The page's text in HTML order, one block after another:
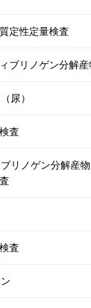
定性定量検査
リノゲン分解産
尿）
査
リノゲン分解産
査